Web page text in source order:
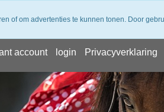
account login Privacyverklaring
of om advertenties te kunnen tonen. Door